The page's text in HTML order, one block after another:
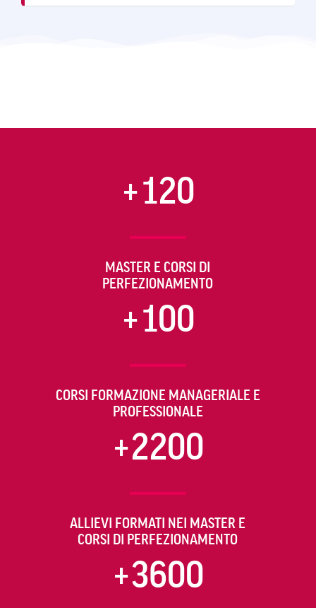
+120
MASTER E CORSI DI
PERFEZIONAMENTO
+100
CORSI FORMAZIONE MANAGERIALE E
PROFESSIONALE
+2200
ALLIEVI FORMATI NEI MASTER E
CORSI DI PERFEZIONAMENTO
+3600